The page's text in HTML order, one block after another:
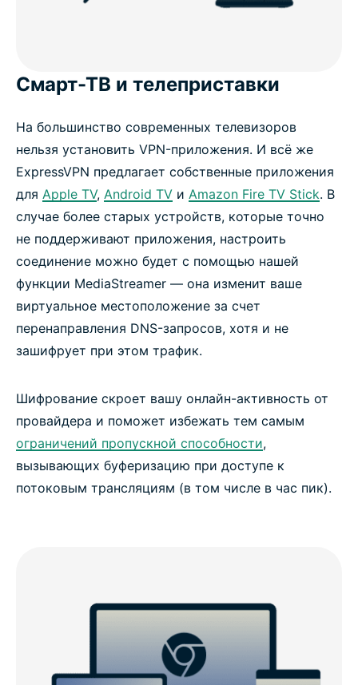
Смарт-ТВ и телеприставки
На большинство современных телевизоров
нельзя установить VPN-приложения. И всё же
ExpressVPN предлагает собственные приложения
для Apple TV, Android TV и Amazon Fire TV Stick. В
случае более старых устройств, которые точно
не поддерживают приложения, настроить
соединение можно будет с помощью нашей
функции MediaStreamer — она изменит ваше
виртуальное местоположение за счет
перенаправления DNS-запросов, хотя и не
зашифрует при этом трафик.
Шифрование скроет вашу онлайн-активность от
провайдера и поможет избежать тем самым
ограничений пропускной способности,
вызывающих буферизацию при доступе к
потоковым трансляциям (в том числе в час пик).